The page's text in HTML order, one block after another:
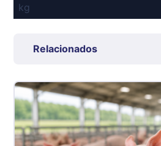
kg
R$ 7,53
Suíno - Estadual
SP
R$ 5,08
kg
Relacionados